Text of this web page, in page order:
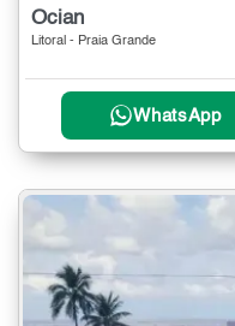
Ocian
Litoral - Praia Grande
WhatsApp